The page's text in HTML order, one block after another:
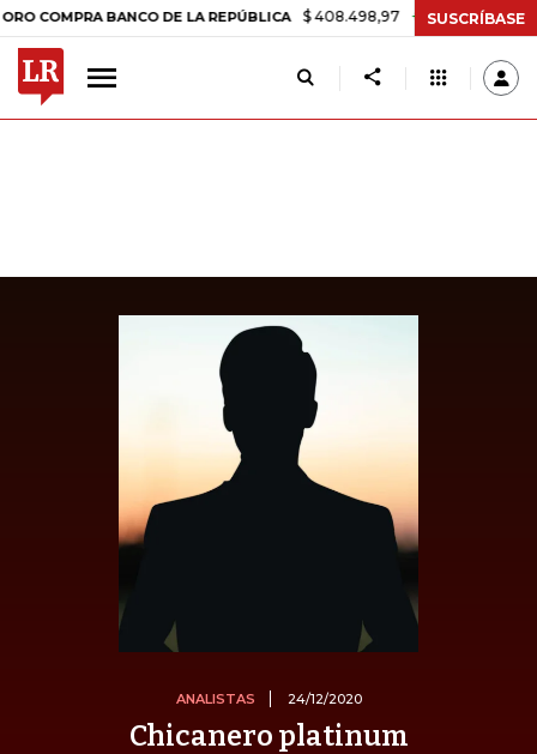
BANCO DE LA REPÚBLICA $ 408.498,97 +$ 8.753,81 +2,19%
SUSCRÍBASE
ANALISTAS 24/12/2020
Chicanero platinum